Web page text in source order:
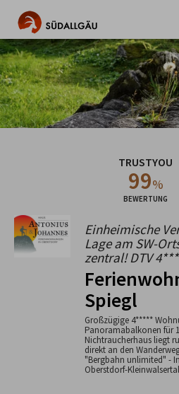
Die schönste Seite im Allgäu
Aktuell
Destination
Gastgeber
Jobs
Warenkorb
Einheimische
Lage am SW-
zentral! DTV
Spiegl
Großzügige 4*****
Panoramabalkonen für
Nichtraucherhaus liegt
direkt an den
"Bergbahn unlimited" -
Oberstdorf-
TRUSTYOU
99%
BEWERTUNG